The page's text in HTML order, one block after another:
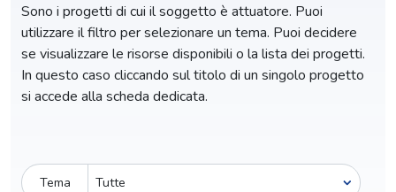
Sono i progetti di cui il soggetto è attuatore. Puoi
utilizzare il filtro per selezionare un tema. Puoi decidere
se visualizzare le risorse disponibili o la lista dei progetti.
In questo caso cliccando sul titolo di un singolo progetto
si accede alla scheda dedicata.
Tema